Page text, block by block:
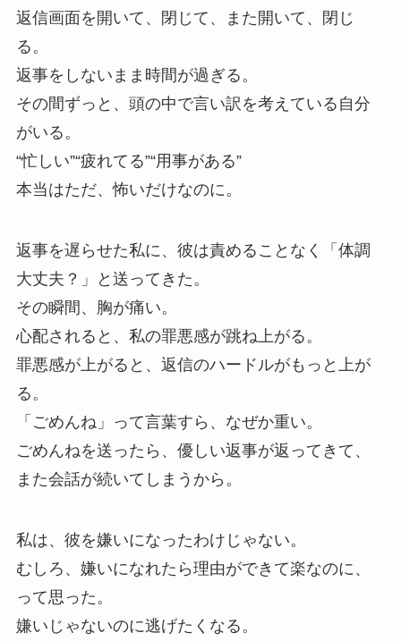
返信画面を開いて、閉じて、また開いて、閉じ
る。
返事をしないまま時間が過ぎる。
その間ずっと、頭の中で言い訳を考えている自分
がいる。
“忙しい”“疲れてる”“用事がある”
本当はただ、怖いだけなのに。
返事を遅らせた私に、彼は責めることなく「体調
大丈夫？」と送ってきた。
その瞬間、胸が痛い。
心配されると、私の罪悪感が跳ね上がる。
罪悪感が上がると、返信のハードルがもっと上が
る。
「ごめんね」って言葉すら、なぜか重い。
ごめんねを送ったら、優しい返事が返ってきて、
また会話が続いてしまうから。
私は、彼を嫌いになったわけじゃない。
むしろ、嫌いになれたら理由ができて楽なのに、
って思った。
嫌いじゃないのに逃げたくなる。